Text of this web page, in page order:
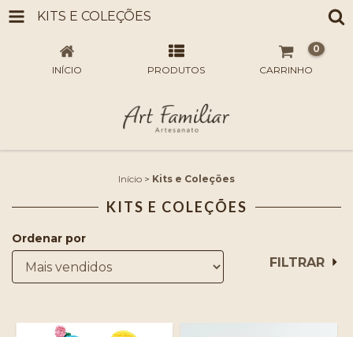
KITS E COLEÇÕES
INÍCIO PRODUTOS CARRINHO
0
Início > Kits e Coleções
KITS E COLEÇÕES
Ordenar por
FILTRAR